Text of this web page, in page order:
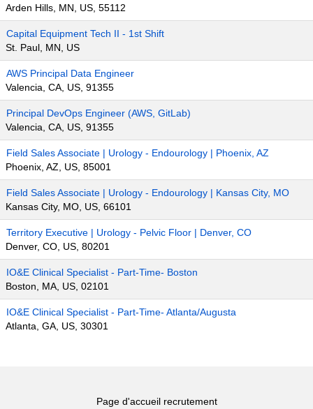
Arden Hills, MN, US, 55112
Capital Equipment Tech II - 1st Shift
St. Paul, MN, US
AWS Principal Data Engineer
Valencia, CA, US, 91355
Principal DevOps Engineer (AWS, GitLab)
Valencia, CA, US, 91355
Field Sales Associate | Urology - Endourology | Phoenix, AZ
Phoenix, AZ, US, 85001
Field Sales Associate | Urology - Endourology | Kansas City, MO
Kansas City, MO, US, 66101
Territory Executive | Urology - Pelvic Floor | Denver, CO
Denver, CO, US, 80201
IO&E Clinical Specialist - Part-Time- Boston
Boston, MA, US, 02101
IO&E Clinical Specialist - Part-Time- Atlanta/Augusta
Atlanta, GA, US, 30301
Page d'accueil recrutement